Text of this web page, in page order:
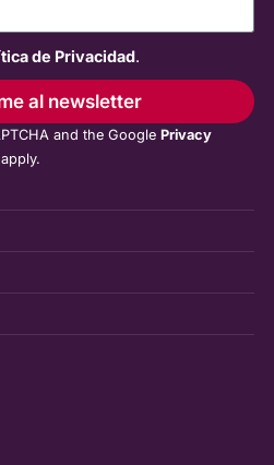
de Privacidad.
al newsletter
and the Google Privacy